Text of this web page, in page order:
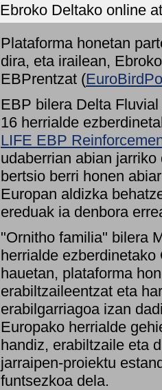
Ebroko Deltako online
Plataforma honetan
dira, eta irailean,
EBPrentzat (
EBP bilera Delta
16 herrialde
LIFE EBP
udaberrian abian
bertsio berri honen
Europan aldizka
ereduak ia denbora
"Ornitho familia" bilera
herrialde
hauetan, plataforma
erabiltzaileentzat eta
erabilgarriagoa izan
Europako herrialde
handiz, erabiltzaile eta
jarraipen-proiektu
funtsezkoa dela.